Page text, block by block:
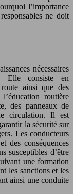
l’importance
ne doit
nécessaires
Elle consiste en
ainsi que des
routière
des panneaux de
circulation. Il est
la sécurité sur
Les conducteurs
des conséquences
susceptibles d’être
une formation
les sanctions et les
ainsi une conduite